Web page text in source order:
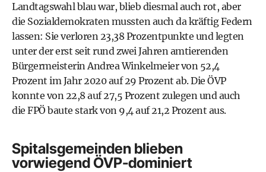
Landtagswahl blau war, blieb diesmal auch rot, aber
die Sozialdemokraten mussten auch da kräftig Federn
lassen: Sie verloren 23,38 Prozentpunkte und legten
unter der erst seit rund zwei Jahren amtierenden
Bürgermeisterin Andrea Winkelmeier von 52,4
Prozent im Jahr 2020 auf 29 Prozent ab. Die ÖVP
konnte von 22,8 auf 27,5 Prozent zulegen und auch
die FPÖ baute stark von 9,4 auf 21,2 Prozent aus.
Spitalsgemeinden blieben
vorwiegend ÖVP-dominiert